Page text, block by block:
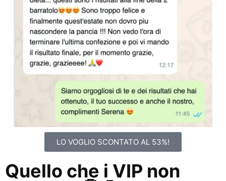
LO VOGLIO SCONTATO AL 53%!
Quello che i VIP non